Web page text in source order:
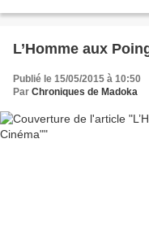
L’Homme aux
Publié le 15/05/2015 à 10:50
Par Chroniques de Madoka